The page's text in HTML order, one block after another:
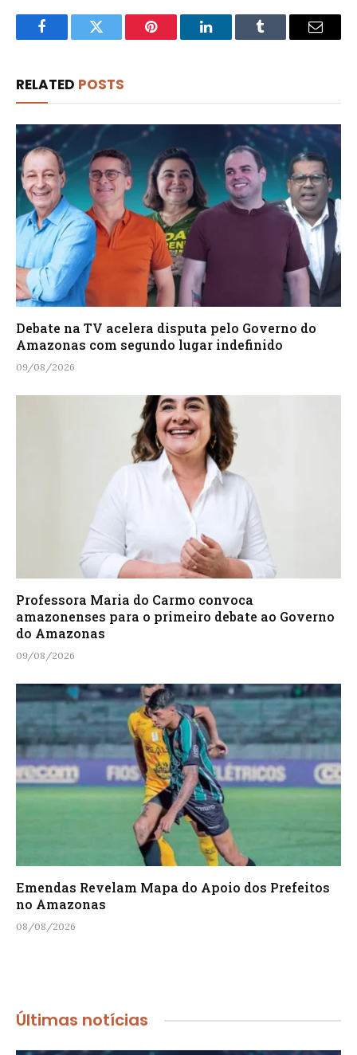
FacebookTwitter Pinterest LinkedInTumblr Email
RELATED POSTS
Debate na TV acelera disputa pelo Governo do
Amazonas com segundo lugar indefinido
09/08/2026
Professora Maria do Carmo convoca
amazonenses para o primeiro debate ao Governo
do Amazonas
09/08/2026
Emendas Revelam Mapa do Apoio dos Prefeitos
no Amazonas
08/08/2026
Últimas notícias